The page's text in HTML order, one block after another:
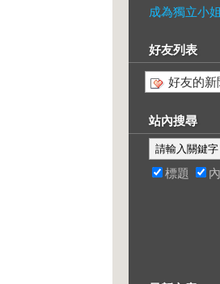
成為獨立小
好友列表
好友的新
站內搜尋
標題